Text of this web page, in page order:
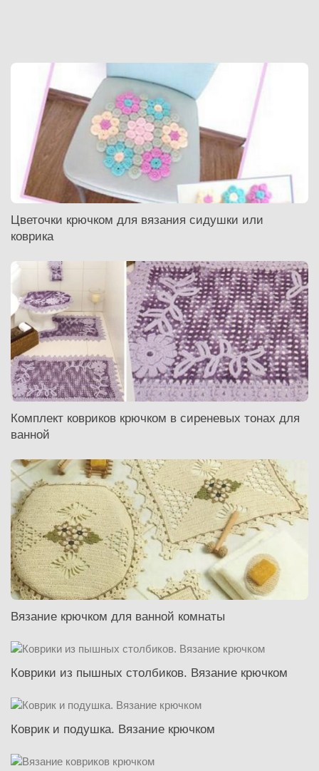
Цветочки крючком для вязания сидушки или
коврика
Комплект ковриков крючком в сиреневых тонах для
ванной
Вязание крючком для ванной комнаты
Коврики из пышных столбиков. Вязание крючком
Коврик и подушка. Вязание крючком